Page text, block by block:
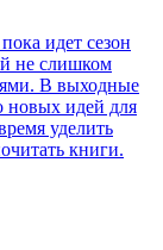
идет сезон
не слишком
В выходные
новых идей для
уделить
книги.